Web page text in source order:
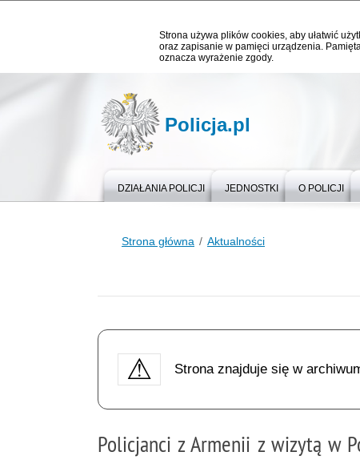
Strona używa plików cookies, aby ułatwić
oraz zapisanie w pamięci urządzenia.
oznacza wyrażenie zgody.
Policja.pl
DZIAŁANIA POLICJI JEDNOSTKI O POLICJI
Strona główna Aktualności
Strona znajduje się w
Policjanci z Armenii z wizytą w